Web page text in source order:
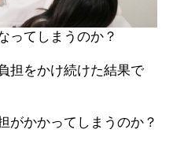
ってしまうのか？
担をかけ続けた結果で
がかかってしまうのか？